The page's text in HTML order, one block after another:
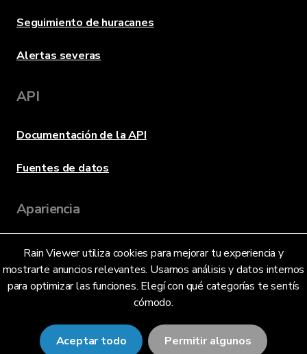
Rain Viewer utiliza cookies para mejorar tu experiencia y
mostrarte anuncios relevantes. Usamos análisis y datos internos
para optimizar las funciones. Elegí con qué categorías te sentís
cómodo.
Aceptar todo Permitir algunos
Seguimiento de huracanes
Alertas severas
API
Documentación de la API
Fuentes de datos
Apariencia
Idioma
Español (Argentina) (AR)